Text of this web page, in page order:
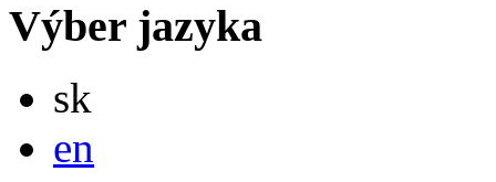
Výber jazyka
sk
en